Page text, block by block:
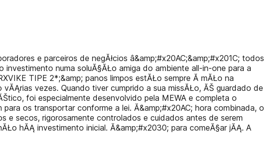
e parceiros de negĂłcios â&amp;#x20AC;&amp;#x201C; todos
numa soluĂ§ĂŁo amiga do ambiente all-in-one para a
TIPE 2*;&amp; panos limpos estĂŁo sempre Ă mĂŁo na
vezes. Quando tiver cumprido a sua missĂŁo, ĂŠ guardado de
foi especialmente desenvolvido pela MEWA e completa o
os transportar conforme a lei. Ă&amp;#x20AC; hora combinada, o
e secos, rigorosamente controlados e cuidados antes de serem
hĂĄ investimento inicial. Ă&amp;#x2030; para comeĂ§ar jĂĄ. A